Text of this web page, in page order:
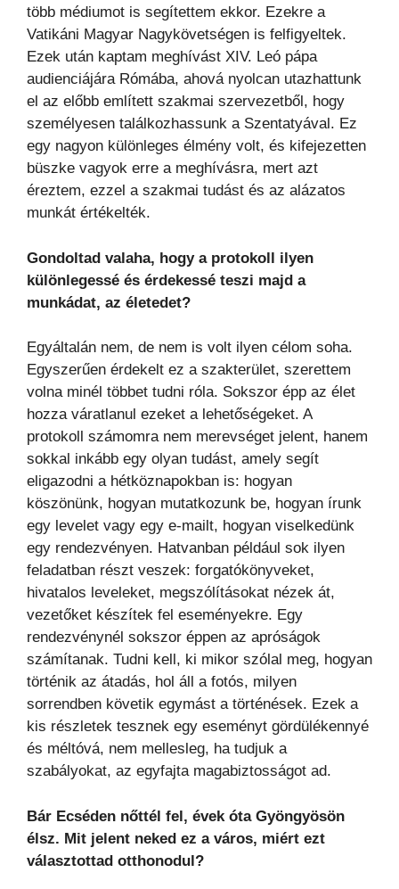
több médiumot is segítettem ekkor. Ezekre a
Vatikáni Magyar Nagykövetségen is felfigyeltek.
Ezek után kaptam meghívást XIV. Leó pápa
audienciájára Rómába, ahová nyolcan utazhattunk
el az előbb említett szakmai szervezetből, hogy
személyesen találkozhassunk a Szentatyával. Ez
egy nagyon különleges élmény volt, és kifejezetten
büszke vagyok erre a meghívásra, mert azt
éreztem, ezzel a szakmai tudást és az alázatos
munkát értékelték.
Gondoltad valaha, hogy a protokoll ilyen
különlegessé és érdekessé teszi majd a
munkádat, az életedet?
Egyáltalán nem, de nem is volt ilyen célom soha.
Egyszerűen érdekelt ez a szakterület, szerettem
volna minél többet tudni róla. Sokszor épp az élet
hozza váratlanul ezeket a lehetőségeket. A
protokoll számomra nem merevséget jelent, hanem
sokkal inkább egy olyan tudást, amely segít
eligazodni a hétköznapokban is: hogyan
köszönünk, hogyan mutatkozunk be, hogyan írunk
egy levelet vagy egy e-mailt, hogyan viselkedünk
egy rendezvényen. Hatvanban például sok ilyen
feladatban részt veszek: forgatókönyveket,
hivatalos leveleket, megszólításokat nézek át,
vezetőket készítek fel eseményekre. Egy
rendezvénynél sokszor éppen az apróságok
számítanak. Tudni kell, ki mikor szólal meg, hogyan
történik az átadás, hol áll a fotós, milyen
sorrendben követik egymást a történések. Ezek a
kis részletek tesznek egy eseményt gördülékennyé
és méltóvá, nem mellesleg, ha tudjuk a
szabályokat, az egyfajta magabiztosságot ad.
Bár Ecséden nőttél fel, évek óta Gyöngyösön
élsz. Mit jelent neked ez a város, miért ezt
választottad otthonodul?